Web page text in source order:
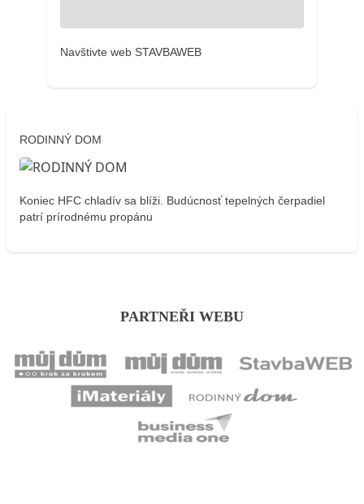
Navštivte web STAVBAWEB
RODINNÝ DOM
Koniec HFC chladív sa blíži. Budúcnosť tepelných čerpadiel
patrí prírodnému propánu
PARTNEŘI WEBU